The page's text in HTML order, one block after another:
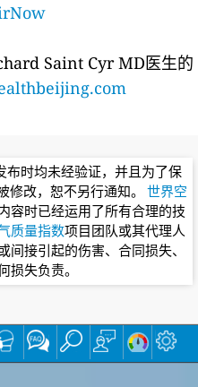
Saint Cyr MD医生的
布时均未经验证，并且为了保
修改，恕不另行通知。 世界空
容时已经运用了所有合理的技
质量指数项目团队或其代理人
接引起的伤害、合同损失、
损失负责。